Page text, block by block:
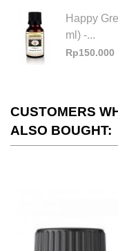
Happy
ml) -...
Rp150.000
CUSTOMERS
ALSO BOUGHT: